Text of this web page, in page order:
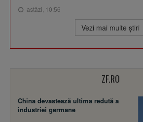
astăzi, 10:56
Vezi mai multe ştiri
ZF.RO
China devastează ultima redută a
industriei germane